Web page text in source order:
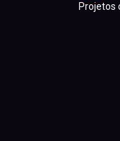
Projetos